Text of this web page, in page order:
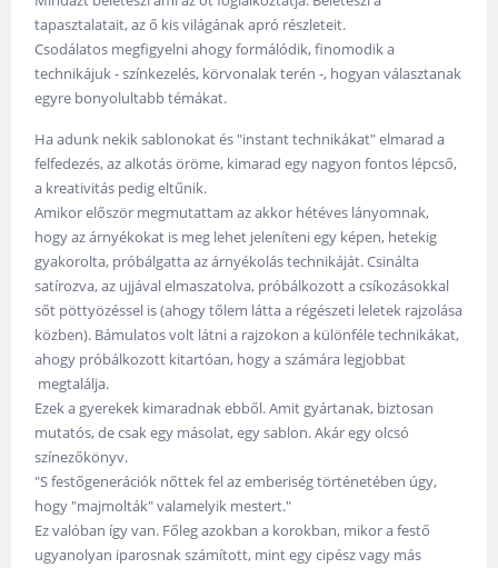
tapasztalatait, az ő kis világának apró részleteit.
Csodálatos megfigyelni ahogy formálódik, finomodik a
technikájuk - színkezelés, körvonalak terén -, hogyan választanak
egyre bonyolultabb témákat.
Ha adunk nekik sablonokat és "instant technikákat" elmarad a
felfedezés, az alkotás öröme, kimarad egy nagyon fontos lépcső,
a kreativitás pedig eltűnik.
Amikor először megmutattam az akkor hétéves lányomnak,
hogy az árnyékokat is meg lehet jeleníteni egy képen, hetekig
gyakorolta, próbálgatta az árnyékolás technikáját. Csinálta
satírozva, az ujjával elmaszatolva, próbálkozott a csíkozásokkal
sőt pöttyözéssel is (ahogy tőlem látta a régészeti leletek rajzolása
közben). Bámulatos volt látni a rajzokon a különféle technikákat,
ahogy próbálkozott kitartóan, hogy a számára legjobbat
megtalálja.
Ezek a gyerekek kimaradnak ebből. Amit gyártanak, biztosan
mutatós, de csak egy másolat, egy sablon. Akár egy olcsó
színezőkönyv.
"S festőgenerációk nőttek fel az emberiség történetében úgy,
hogy "majmolták" valamelyik mestert."
Ez valóban így van. Főleg azokban a korokban, mikor a festő
ugyanolyan iparosnak számított, mint egy cipész vagy más